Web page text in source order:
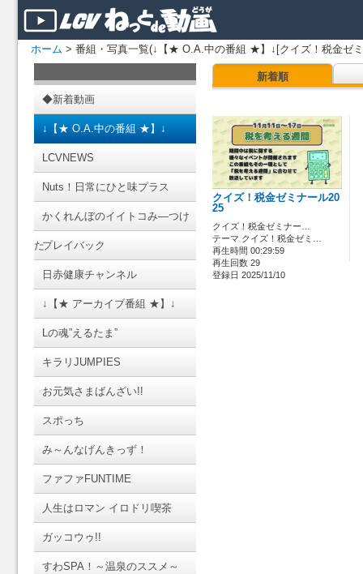
ホーム > 番組・写真一覧(↓【★ O.A.中の番組 ★】↓[クイズ！税金ゼ
◆新着動画
↓【★ O.A.中の番組 ★】↓
LCVNEWS
Nuts！日常にひと味プラス
かくれんぼのイイトコみ―つけ
たプレイバック
日赤健康チャンネル
↓【★ アーカイブ番組 ★】↓
Lの魂”えるたま”
キラリJUMPIES
お元気さまばんざい!!
スポっち
み～んなげんきっず！
ファファFUNTIME
人生はロマン イロドリ喫茶
ガッコウゥ!!
すわSPA！～温泉のススメ～
新着順
クイズ！税金ゼミナール20
25
クイズ！税金ゼミナー…
テーマ クイズ！税金ゼミ…
再生時間 00:29:59
再生回数 29
登録日 2025/11/10